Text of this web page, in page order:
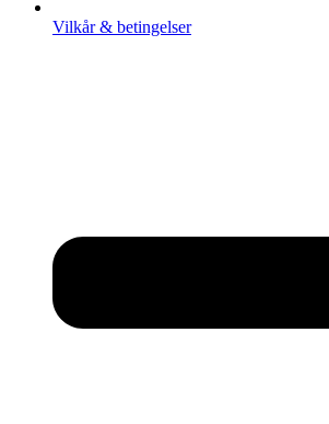
Vilkår & betingelser